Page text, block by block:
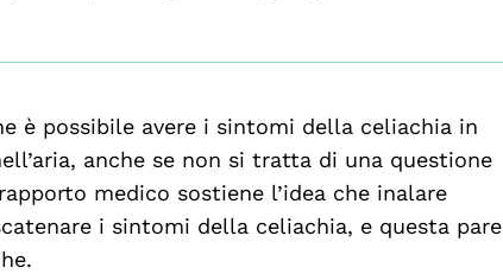
è possibile avere i sintomi della celiachia in
anche se non si tratta di una questione
medico sostiene l’idea che inalare
i sintomi della celiachia, e questa pare